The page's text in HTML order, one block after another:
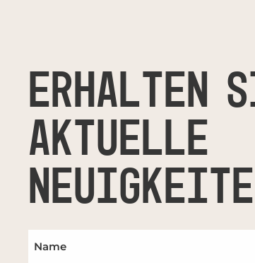
ERHALTEN
AKTUELLE
UPDATES